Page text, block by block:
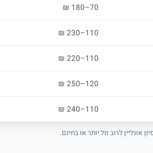
70–180 ₪
110–230 ₪
110–220 ₪
120–250 ₪
110–240 ₪
אונליין לרוב זול יותר או בחינם.